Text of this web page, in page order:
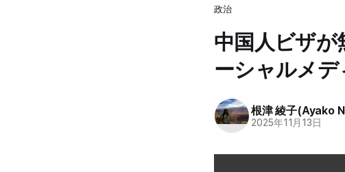
政治
中国人ビザが
ーシャルメデ
根津 綾子(Ayako
2025年11月13日